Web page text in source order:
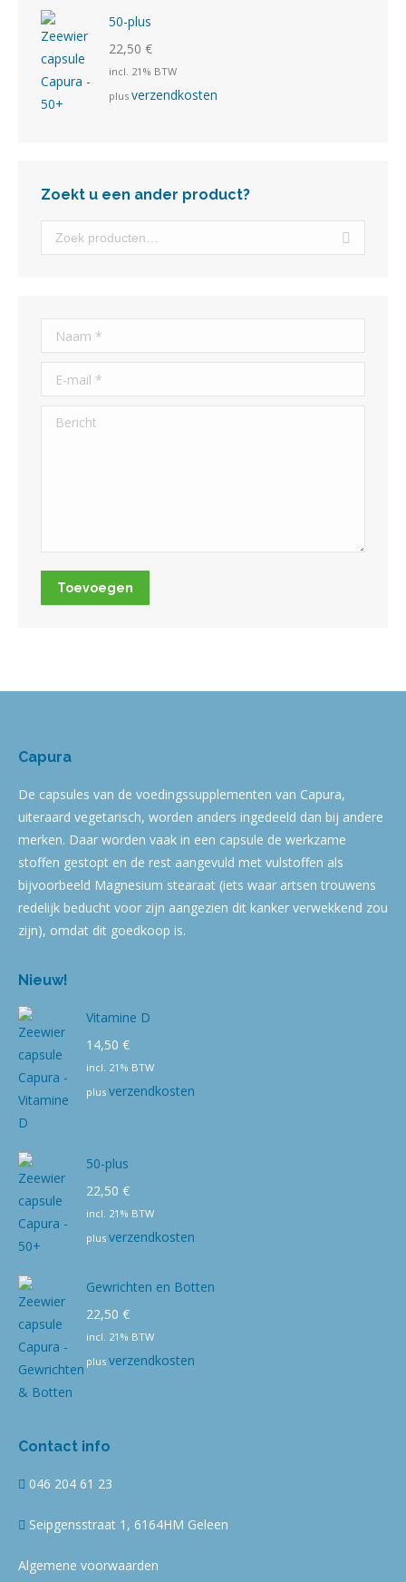
50-plus
22,50 €
incl. 21% BTW
plus verzendkosten
Zoekt u een ander product?
Naam *
E-mail *
Bericht
Toevoegen
Capura
De capsules van de voedingssupplementen van Capura,
uiteraard vegetarisch, worden anders ingedeeld dan bij andere
merken. Daar worden vaak in een capsule de werkzame
stoffen gestopt en de rest aangevuld met vulstoffen als
bijvoorbeeld Magnesium stearaat (iets waar artsen trouwens
redelijk beducht voor zijn aangezien dit kanker verwekkend zou
zijn), omdat dit goedkoop is.
Nieuw!
Vitamine D
14,50 €
incl. 21% BTW
plus verzendkosten
50-plus
22,50 €
incl. 21% BTW
plus verzendkosten
Gewrichten en Botten
22,50 €
incl. 21% BTW
plus verzendkosten
Contact info
046 204 61 23
Seipgensstraat 1, 6164HM Geleen
Algemene voorwaarden